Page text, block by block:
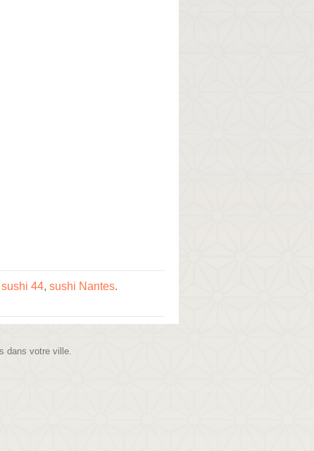
sushi 44, sushi Nantes.
dans votre ville.